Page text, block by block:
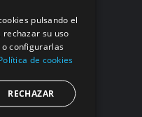
pulsando el
rechazar su uso
o configurarlas
de cookies
RECHAZAR